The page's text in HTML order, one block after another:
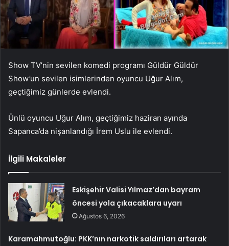
Show TV’nin sevilen komedi programı Güldür Güldür
Show’un sevilen isimlerinden oyuncu Uğur Alım,
geçtiğimiz günlerde evlendi.
Ünlü oyuncu Uğur Alım, geçtiğimiz haziran ayında
Sapanca’da nişanlandığı İrem Uslu ile evlendi.
İlgili Makaleler
Eskişehir Valisi Yılmaz’dan bayram
öncesi yola çıkacaklara uyarı
Ağustos 6, 2026
Karamahmutoğlu: PKK’nın narkotik saldırıları artarak